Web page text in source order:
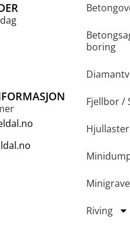
boring
Fjellbor /
Riving